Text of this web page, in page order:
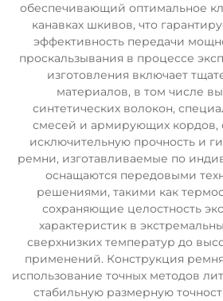
обеспечивающий оптимальное
канавках шкивов, что
эффективность передачи
проскальзывания в процессе
изготовления включает
материалов, в том числе
синтетических волокон,
смесей и армирующих кордов,
исключительную прочность и
ремни, изготавливаемые по
оснащаются передовыми
решениями, такими как
сохраняющие целостность
характеристик в
сверхнизких температур до
применений. Конструкция
использование точных методов
стабильную размерную